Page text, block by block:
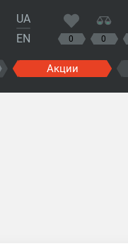
UA
EN
0 0
Акции